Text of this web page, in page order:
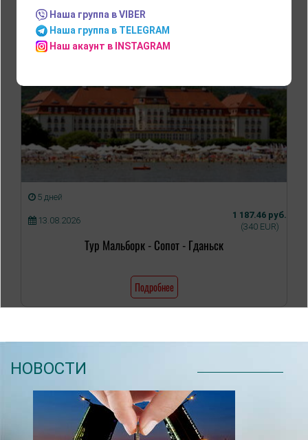
5 дней
13.08.2026
1 187.46 руб.
(340 EUR)
Тур Мальборк - Сопот - Гданьск
Подробнее
НОВОСТИ
Наша группа в VIBER
Наша группа в TELEGRAM
Наш акаунт в INSTAGRAM